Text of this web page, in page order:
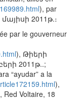
), par
մայիսի 2011թ.։
par le gouverneur
), Թիերի
2011թ..;
“ayudar” a la
),
Voltaire, 18